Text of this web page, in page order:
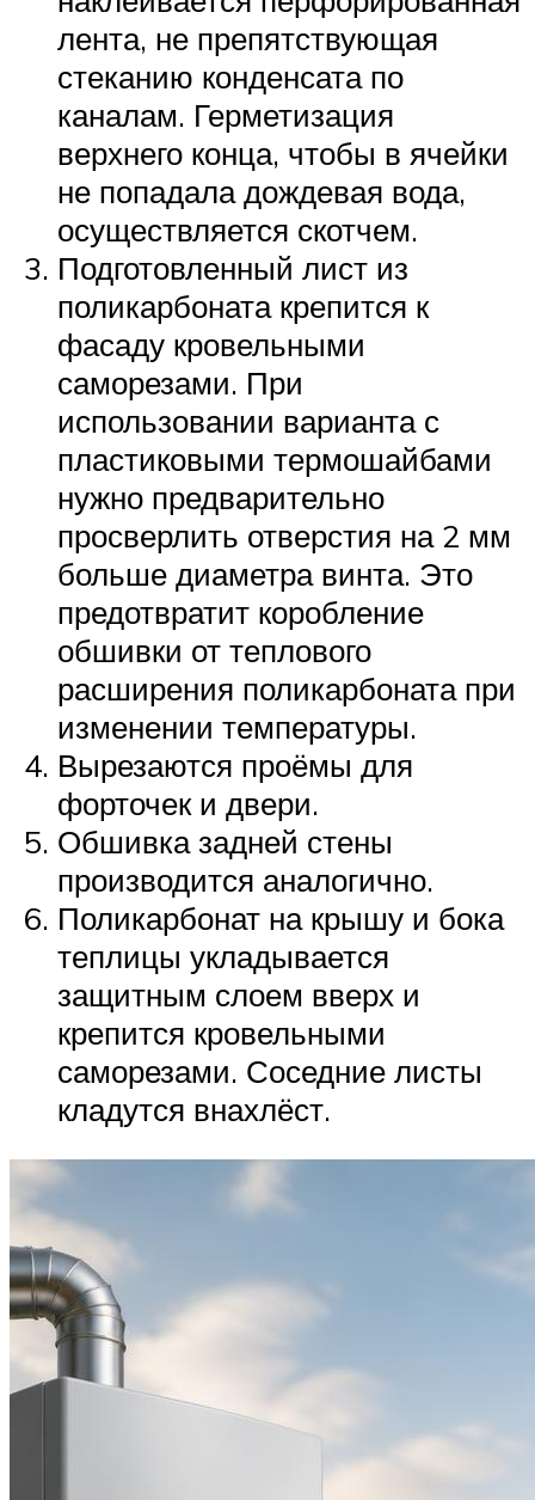
лента, не препятствующая
стеканию конденсата по
каналам. Герметизация
верхнего конца, чтобы в ячейки
не попадала дождевая вода,
осуществляется скотчем.
Подготовленный лист из
поликарбоната крепится к
фасаду кровельными
саморезами. При
использовании варианта с
пластиковыми термошайбами
нужно предварительно
просверлить отверстия на 2 мм
больше диаметра винта. Это
предотвратит коробление
обшивки от теплового
расширения поликарбоната при
изменении температуры.
Вырезаются проёмы для
форточек и двери.
Обшивка задней стены
производится аналогично.
Поликарбонат на крышу и бока
теплицы укладывается
защитным слоем вверх и
крепится кровельными
саморезами. Соседние листы
кладутся внахлёст.